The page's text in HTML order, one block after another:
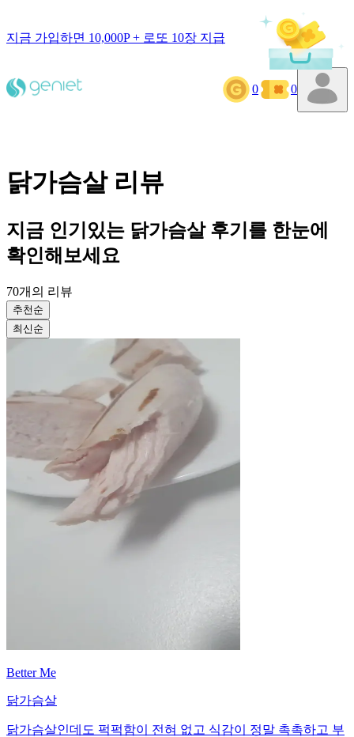
지금 가입하면 10,000P + 로또 10장 지급
0 0
닭가슴살리뷰
지금 인기있는 닭가슴살후기를 한눈에
확인해보세요
70개의 리뷰
추천순
최신순
Better Me
닭가슴살
닭가슴살인데도 퍽퍽함이 전혀 없고 식감이 정말 촉촉하고 부